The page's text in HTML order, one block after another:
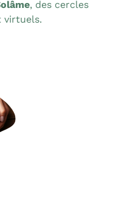
, des cercles
virtuels.